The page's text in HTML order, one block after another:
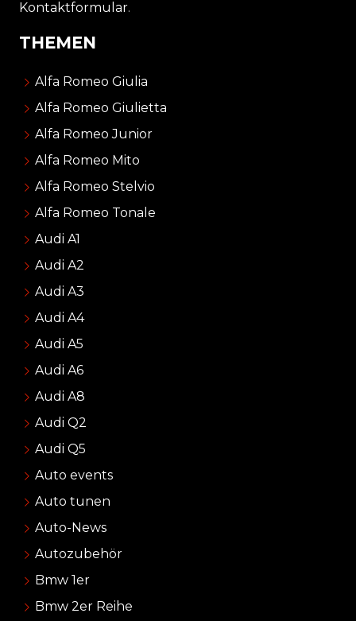
Kontaktformular.
THEMEN
Alfa Romeo Giulia
Alfa Romeo Giulietta
Alfa Romeo Junior
Alfa Romeo Mito
Alfa Romeo Stelvio
Alfa Romeo Tonale
Audi A1
Audi A2
Audi A3
Audi A4
Audi A5
Audi A6
Audi A8
Audi Q2
Audi Q5
Auto events
Auto tunen
Auto-News
Autozubehör
Bmw 1er
Bmw 2er Reihe